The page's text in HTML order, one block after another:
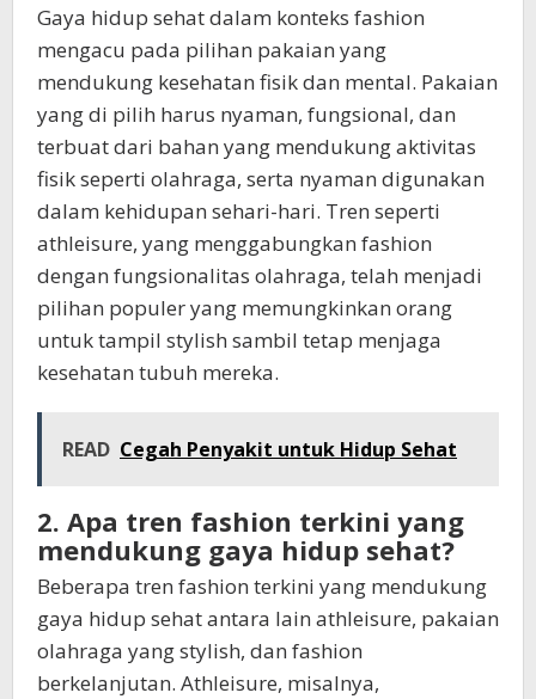
Gaya hidup sehat dalam konteks fashion
mengacu pada pilihan pakaian yang
mendukung kesehatan fisik dan mental. Pakaian
yang di pilih harus nyaman, fungsional, dan
terbuat dari bahan yang mendukung aktivitas
fisik seperti olahraga, serta nyaman digunakan
dalam kehidupan sehari-hari. Tren seperti
athleisure, yang menggabungkan fashion
dengan fungsionalitas olahraga, telah menjadi
pilihan populer yang memungkinkan orang
untuk tampil stylish sambil tetap menjaga
kesehatan tubuh mereka.
READ Cegah Penyakit untuk Hidup Sehat
2. Apa tren fashion terkini yang
mendukung gaya hidup sehat?
Beberapa tren fashion terkini yang mendukung
gaya hidup sehat antara lain athleisure, pakaian
olahraga yang stylish, dan fashion
berkelanjutan. Athleisure, misalnya,